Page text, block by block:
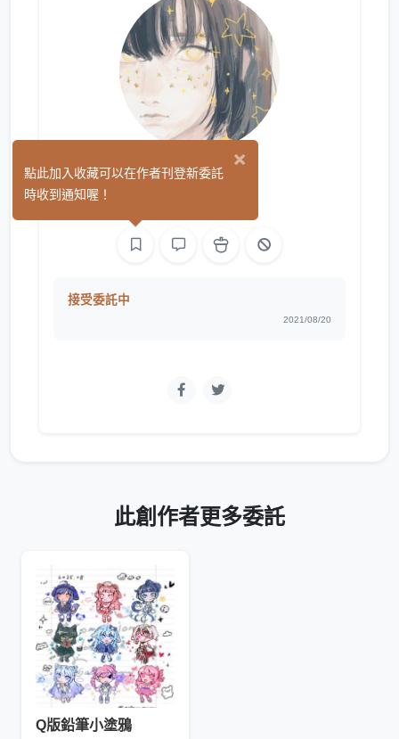
Asta (7)
接受委託中
2021/08/20
此創作者更多委託
Q版鉛筆小塗鴉
×
點此加入收藏可以在作者刊登新委託
時收到通知喔！